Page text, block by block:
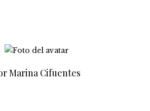
Marina Cifuentes